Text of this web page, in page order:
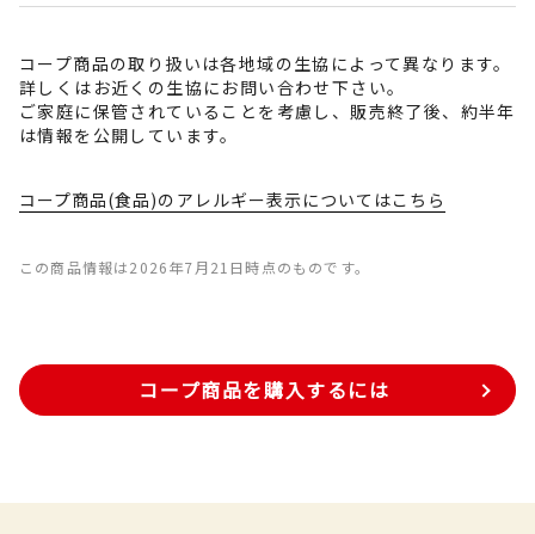
コープ商品の取り扱いは各地域の生協によって異なります。
詳しくはお近くの生協にお問い合わせ下さい。
ご家庭に保管されていることを考慮し、販売終了後、約半年
は情報を公開しています。
コープ商品(食品)のアレルギー表示についてはこちら
この商品情報は2026年7月21日時点のものです。
コープ商品を購入するには